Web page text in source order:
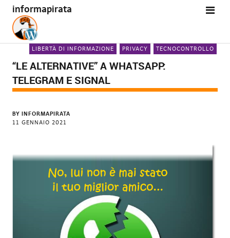
informapirata
LIBERTÀ DI INFORMAZIONE PRIVACY TECNOCONTROLLO
“LE ALTERNATIVE” A WHATSAPP:
TELEGRAM E SIGNAL
BY INFORMAPIRATA
11 GENNAIO 2021